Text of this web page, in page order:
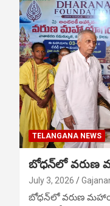
TELANGANA NEWS
బోధన్‌లో వరుణ
July 3, 2026
బోధన్‌లో వరుణ